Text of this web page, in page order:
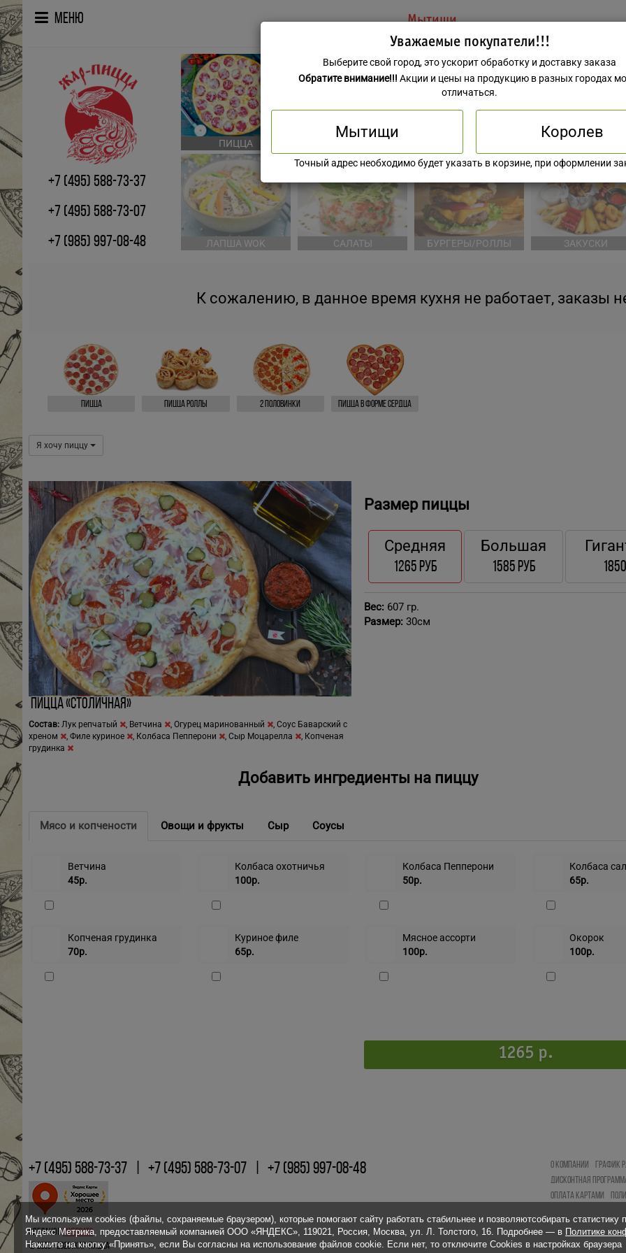
Уважаемые покупатели!!!
Выберите свой город, это ускорит обработку и доставку заказа
Обратите внимание!!! Акции и цены на продукцию в разных городах
отличаться.
Мытищи Королев
Точный адрес необходимо будет указать в корзине, при оформлении
Меню Мытищи
+7 (495) 588-73-37
+7 (495) 588-73-07
+7 (985) 997-08-48
ПИЦЦА ЕВРОПЕЙСКАЯ
ЛАПША WOK САЛАТЫ БУРГЕРЫ/РОЛЛЫ ЗАКУСКИ
К сожалению, в данное время кухня не работает, заказы
Пицца Пицца роллы 2 половинки Пицца в форме СЕРДЦА
Я хочу пиццу
Пицца «Столичная»
Состав: Лук репчатый Ветчина Огурец маринованный
Соус Баварский с
хреном
Филе куриное Колбаса Пепперони Сыр Моцарелла
Копченая
грудинка
Размер пиццы
Средняя
1265 руб
Большая
1585 руб
Вес: 607 гр.
Размер: 30см
Добавить ингредиенты на пиццу
Мясо и копчености Овощи и фрукты Сыр Соусы
Ветчина
45р.
Колбаса охотничья
100р.
Колбаса Пепперони
50р.
Колбаса
65р.
Копченая грудинка
70р.
Куриное филе
65р.
Мясное ассорти
100р.
Окорок
100р.
1265 р.
+7 (495) 588-73-37 +7 (495) 588-73-07 +7 (985) 997-08-48
Сделано в3webcats
© 2009 - 2026 ЖАР-ПИЦЦА
О КОМПАНИИ
ГРАФИК
ДИСКОНТНАЯ
ОПЛАТА КАРТАМИ
Мы используем cookies (файлы, сохраняемые браузером), которые помогают сайту работать стабильнее и позволяютсобирать статистику
Яндекс Метрика, предоставляемый компанией ООО «ЯНДЕКС», 119021, Россия, Москва, ул. Л. Толстого, 16. Подробнее — в Политике
Нажмите на кнопку «Принять», если Вы согласны на использование файлов cookie. Если нет, то отключите Cookies в настройках браузера